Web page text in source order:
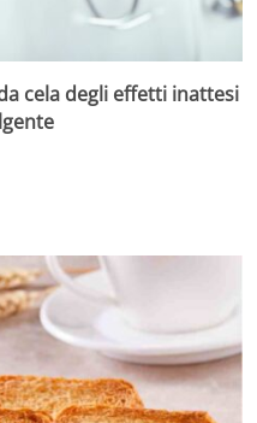
cela degli effetti inattesi